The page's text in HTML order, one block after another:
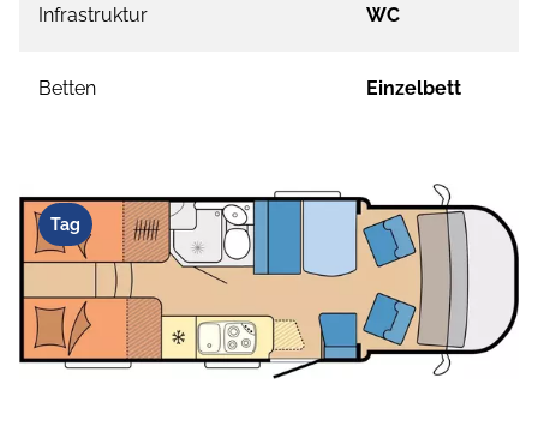
Infrastruktur WC
Betten Einzelbett
Tag